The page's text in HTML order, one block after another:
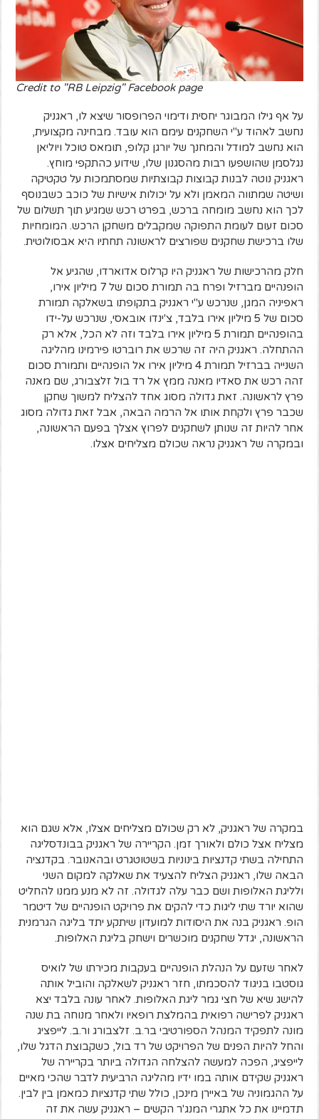
Credit to "RB Leipzig" Facebook page
על אף גילו המבוגר יחסית ודימוי הפרופסור שיצא לו, ראגניק
נחשב לאהוד ע"י השחקנים עימם הוא עובד. מבחינה מקצועית,
הוא נחשב למודל והמחנך של יורגן קלופ, תומאס טוכל ויוליאן
נגלסמן שהושפעו רבות מהסגנון שלו, שידוע כהתקפי מוחץ.
ראגניק נוטה לבנות קבוצות קבוצתיות שמסתמכות על טקטיקה
ושיטה שמתווה המאמן ולא על יכולות אישיות של כוכב כשבנוסף
לכך הוא נחשב מומחה ברכש, בפרט רכש שמגיע תוך תשלום של
סכום זעום לעומת התפוקה שמקבלים משחקן הרכש. המומחיות
שלו ברכישת שחקנים שפורצים לראשונה תחתיו היא אבסולוטית.
חלק מהרכישות של ראגניק היו קרלוס אדוארדו, שהגיע אל
הופנהיים מברזיל ופרח בה תמורת סכום של 7 מיליון אירו,
ראפיניה המגן, שנרכש ע"י ראגניק בתקופתו בשאלקה תמורת
סכום של 5 מיליון אירו בלבד, צ'ינדו אובאסי, שנרכש על-ידו
בהופנהיים תמורת 5 מיליון אירו בלבד וזה לא הכל, אלא רק
ההתחלה. ראגניק היה זה שרכש את רוברטו פירמינו מהליגה
השנייה בברזיל תמורת 4 מיליון אירו אל הופנהיים ותמורת סכום
זהה רכש את סאדיו מאנה ממץ אל רד בול זלצבורג, שם מאנה
פרץ לראשונה. זאת גדולה מסוג אחד להצליח למשוך שחקן
שכבר פרץ ולקחת אותו אל הרמה הבאה, אבל זאת גדולה מסוג
אחר להיות זה שנותן לשחקנים לפרוץ אצלך בפעם הראשונה,
ובמקרה של ראגניק נראה שכולם מצליחים אצלו.
במקרה של ראגניק, לא רק שכולם מצליחים אצלו, אלא שגם הוא
מצליח אצל כולם ולאורך זמן. הקריירה של ראגניק בבונדסליגה
התחילה בשתי קדנציות בינוניות בשטוטגרט ובהאנובר. בקדנציה
הבאה שלו, ראגניק הצליח להצעיד את שאלקה למקום השני
ולליגת האלופות ושם כבר עלה לגדולה. זה לא מנע ממנו להחליט
שהוא יורד שתי ליגות כדי להקים את פרויקט הופנהיים של דיטמר
הופ. ראגניק בנה את היסודות למועדון שיתקע יתד בליגה הגרמנית
הראשונה, יגדל שחקנים מוכשרים וישחק בליגת האלופות.
לאחר שזעם על הנהלת הופנהיים בעקבות מכירתו של לואיס
גוסטבו בניגוד להסכמתו, חזר ראגניק לשאלקה והוביל אותה
להישג שיא של חצי גמר ליגת האלופות. לאחר עונה בלבד יצא
ראגניק לפרישה רפואית בהמלצת רופאיו ולאחר מנוחה בת שנה
מונה לתפקיד המנהל הספורטיבי בר.ב. זלצבורג ור.ב. לייפציג
והחל להיות הפנים של הפרויקט של רד בול, כשקבוצת הדגל שלו,
לייפציג, הפכה למעשה להצלחה הגדולה ביותר בקריירה של
ראגניק שקידם אותה במו ידיו מהליגה הרביעית לדבר שהכי מאיים
על ההגמוניה של באיירן מינכן, כולל שתי קדנציות כמאמן בין לבין.
תדמיינו את כל אתגרי המנג'ר הקשים – ראגניק עשה את זה